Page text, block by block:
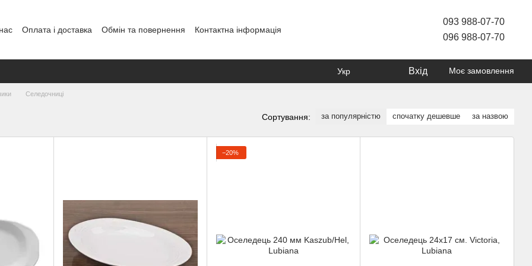
Оплата і доставка Обмін та повернення
Контактна інформація
093 988-07-70
096 988-07-70
Укр Вхід Моє замовлення
Селедочниці
Сортування: за популярністю спочатку дешевше за назвою
−20%